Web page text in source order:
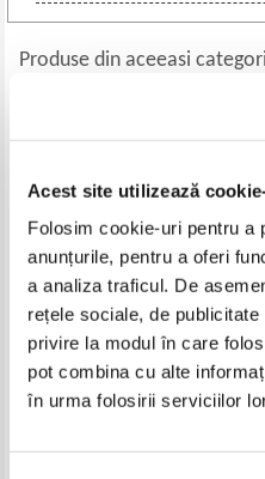
Acest site utilizează
Folosim cookie-uri pentru a
anunțurile, pentru a oferi
a analiza traficul. De
rețele sociale, de
privire la modul în care
pot combina cu alte
în urma folosirii serviciilor
Produse din aceeasi
Petre Ispirescu - Sarea in bucate